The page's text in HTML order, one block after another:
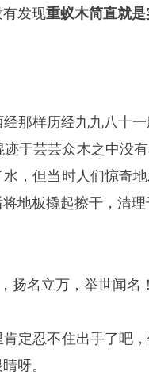
发现重蚁木简直就
那样历经九九八十
于芸芸众木之中没
，但当时人们惊奇
地板撬起擦干，清
扬名立万，举世闻名
定忍不住出手了吧
呀。